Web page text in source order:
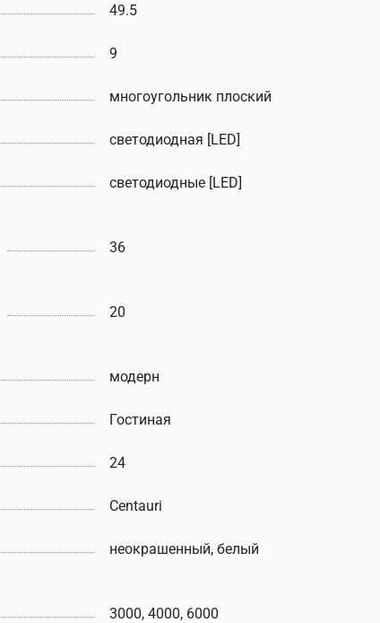
49.5
9
многоугольник плоский
светодиодная [LED]
светодиодные [LED]
36
20
модерн
Гостиная
24
Centauri
неокрашенный, белый
3000, 4000, 6000